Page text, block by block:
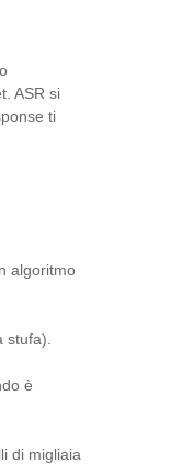
ASR si
ti
algoritmo
è
di migliaia